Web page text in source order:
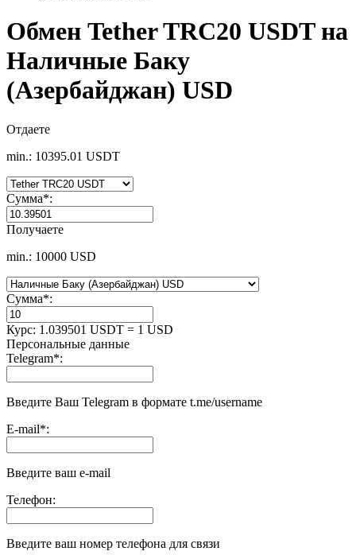
Обмен Tether TRC20 USDT на
Наличные Баку
(Азербайджан) USD
Отдаете
min.: 10395.01 USDT
Сумма*:
Получаете
min.: 10000 USD
Сумма*:
Курс: 1.039501 USDT = 1 USD
Персональные данные
Telegram*:
Введите Ваш Telegram в формате t.me/username
E-mail*:
Введите ваш e-mail
Телефон:
Введите ваш номер телефона для связи